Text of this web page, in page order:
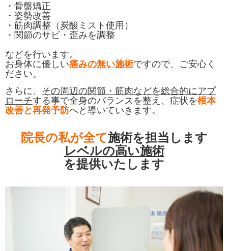
・骨盤矯正
・姿勢改善
・筋肉調整（炭酸ミスト使用）
・関節のサビ・歪みを調整
などを行います。
お身体に優しい痛みの無い施術ですので、ご安心く
ださい。
さらに、 その周辺の関節・筋肉などを総合的にアプ
ローチする事で全身のバランスを整え、症状を根本
改善と再発予防へと導いていきます。
院長の私が全て施術を担当します
レベルの高い施術
を提供いたします